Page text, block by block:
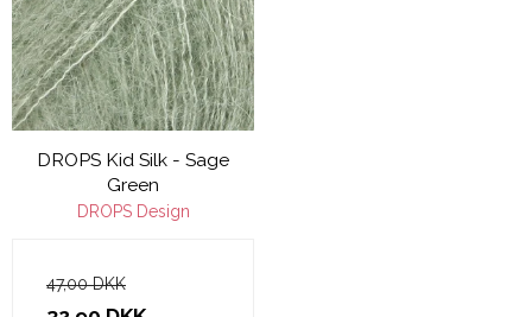
DROPS Kid Silk - Sage
Green
DROPS Design
47,00 DKK